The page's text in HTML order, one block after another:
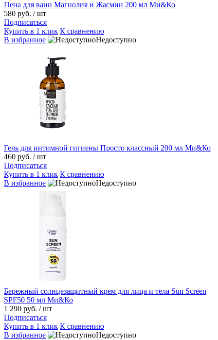
Пена для ванн Магнолия и Жасмин 200 мл Ми&Ко
580 руб. / шт
Подписаться
Купить в 1 клик К сравнению
В избранное
Недоступно
Гель для интимной гигиены Просто классный 200 мл Ми&Ко
460 руб. / шт
Подписаться
Купить в 1 клик К сравнению
В избранное
Недоступно
Бережный солнцезащитный крем для лица и тела Sun Screen
SPF50 50 мл Ми&Ко
1 290 руб. / шт
Подписаться
Купить в 1 клик К сравнению
В избранное
Недоступно